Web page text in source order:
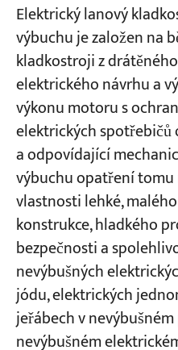
Elektrický lanový
výbuchu je založen na
kladkostroji z
elektrického návrhu a
výkonu motoru s
elektrických
a odpovídající
výbuchu opatření tomu
vlastnosti lehké,
konstrukce, hladkého
bezpečnosti a
nevýbušných
jódu, elektrických
jeřábech v
nevýbušném